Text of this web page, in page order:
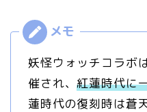
妖怪ウォッチコラボ
催され、紅蓮時代に
蓮時代の復刻時は蒼